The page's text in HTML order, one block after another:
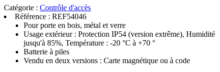
Catégorie : Contrôle d'accès
Référence : REF54046
Pour porte en bois, métal et verre
Usage extérieur : Protection IP54 (version extrême), Humidité
jusqu'à 85%, Température : -20 °C à +70 °
Batterie à piles
Vendu en deux versions : Carte magnétique ou à code